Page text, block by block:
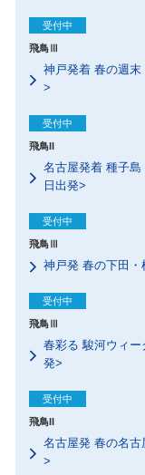
飛鳥Ⅲ
受付中
神戸発着 春の週
>
飛鳥II
受付中
名古屋発着 種子
日出発>
飛鳥Ⅲ
受付中
神戸発 春の下田
飛鳥Ⅲ
受付中
春彩る 駿河ウィ
発>
飛鳥II
受付中
名古屋発 春の名
>